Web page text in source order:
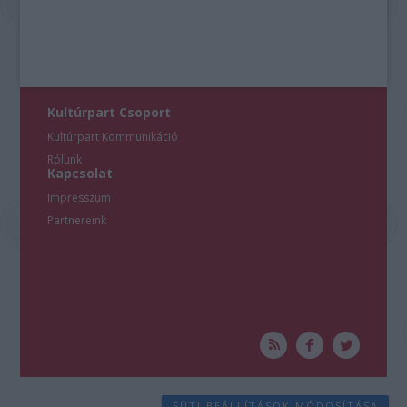
Kultúrpart Csoport
Kultúrpart Kommunikáció
Rólunk
Kapcsolat
Impresszum
Partnereink